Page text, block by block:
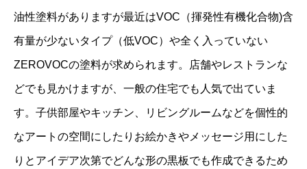
油性塗料がありますが最近はVOC（揮発性有機化合物)含
有量が少ないタイプ（低VOC）や全く入っていない
ZEROVOCの塗料が求められます。店舗やレストランな
どでも見かけますが、一般の住宅でも人気で出ていま
す。子供部屋やキッチン、リビングルームなどを個性的
なアートの空間にしたりお絵かきやメッセージ用にした
りとアイデア次第でどんな形の黒板でも作成できるため